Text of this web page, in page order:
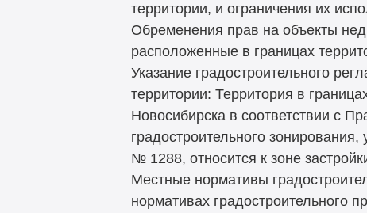
территории, и ограничения их
Обременения прав на объекты
расположенные в границах
Указание градостроительного
территории: Территория в
Новосибирска в соответствии с
градостроительного
№ 1288, относится к зоне
Местные нормативы
нормативах градостроительного